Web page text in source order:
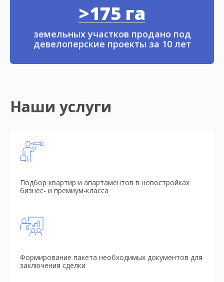
>175 га
земельных участков продано под
девелоперские проекты за 10 лет
Наши услуги
Подбор квартир и апартаментов в новостройках
бизнес- и премиум-класса
Формирование пакета необходимых документов для
заключения сделки